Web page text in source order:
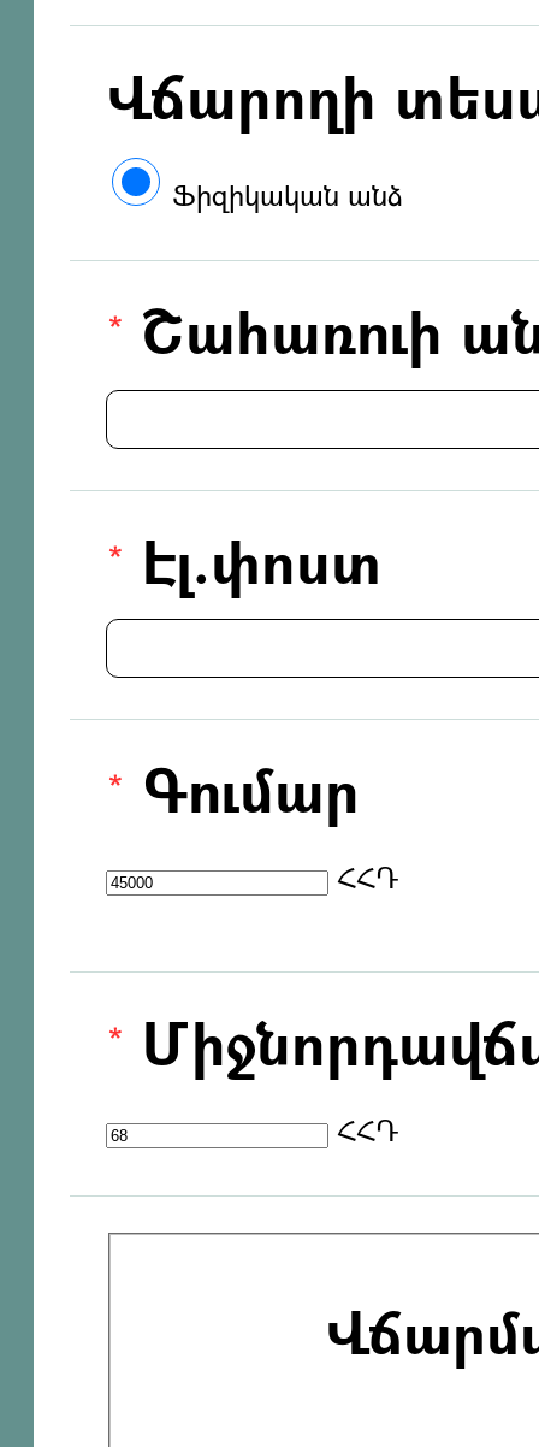
Վճարողի
Ֆիզիկական անձ
Շահառուի
Էլ.փոստ
Գումար
ՀՀԴ
ՀՀԴ